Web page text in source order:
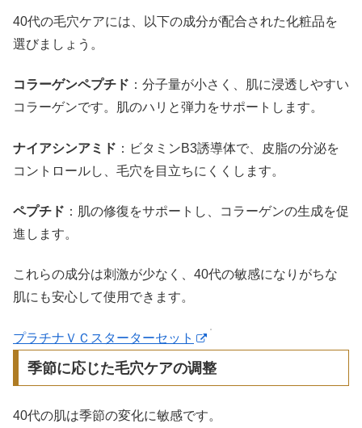
40代の毛穴ケアには、以下の成分が配合された化粧品を
選びましょう。
コラーゲンペプチド ：分子量が小さく、肌に浸透しやすい
コラーゲンです。肌のハリと弾力をサポートします。
ナイアシンアミド ：ビタミンB3誘導体で、皮脂の分泌を
コントロールし、毛穴を目立ちにくくします。
ペプチド ：肌の修復をサポートし、コラーゲンの生成を促
進します。
これらの成分は刺激が少なく、40代の敏感になりがちな
肌にも安心して使用できます。
プラチナＶＣスターターセット
季節に応じた毛穴ケアの调整
40代の肌は季節の変化に敏感です。